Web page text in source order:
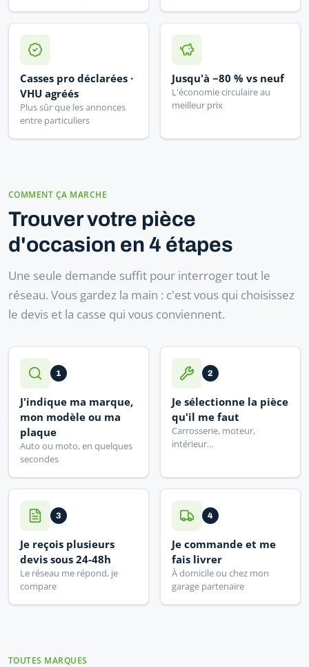
Casses pro déclarées ·
VHU agréés
Plus sûr que les annonces
entre particuliers
Jusqu'à −80 % vs neuf
L'économie circulaire au
meilleur prix
COMMENT ÇA MARCHE
Trouver votre pièce
d'occasion en 4 étapes
Une seule demande suffit pour interroger tout le
réseau. Vous gardez la main : c'est vous qui choisissez
le devis et la casse qui vous conviennent.
1
J'indique ma marque,
mon modèle ou ma
plaque
Auto ou moto, en quelques
secondes
2
Je sélectionne la pièce
qu'il me faut
Carrosserie, moteur,
intérieur…
3
Je reçois plusieurs
devis sous 24-48h
Le réseau me répond, je
compare
4
Je commande et me
fais livrer
À domicile ou chez mon
garage partenaire
TOUTES MARQUES